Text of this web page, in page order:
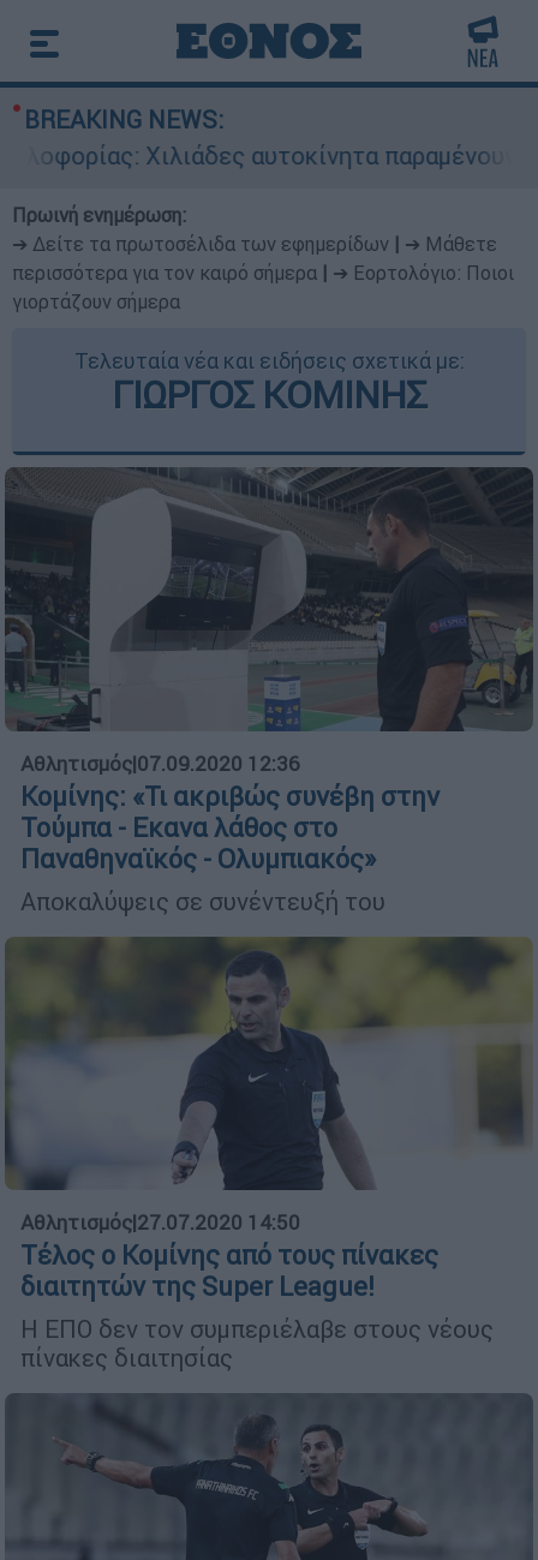
BREAKING NEWS:
Χιλιάδες αυτοκίνητα παραμένουν
Πρωινή ενημέρωση:
➔ Δείτε τα πρωτοσέλιδα των εφημερίδων
➔ Μάθετε
περισσότερα για τον καιρό σήμερα
➔ Εορτολόγιο: Ποιοι
γιορτάζουν σήμερα
Τελευταία νέα και ειδήσεις σχετικά με:
ΓΙΩΡΓΟΣ ΚΟΜΙΝΗΣ
Αθλητισμός|07.09.2020 12:36
Κομίνης: «Τι ακριβώς συνέβη στην
Τούμπα - Εκανα λάθος στο
Παναθηναϊκός - Ολυμπιακός»
Αποκαλύψεις σε συνέντευξή του
Αθλητισμός|27.07.2020 14:50
Τέλος ο Κομίνης από τους πίνακες
διαιτητών της Super League!
Η ΕΠΟ δεν τον συμπεριέλαβε στους νέους
πίνακες διαιτησίας